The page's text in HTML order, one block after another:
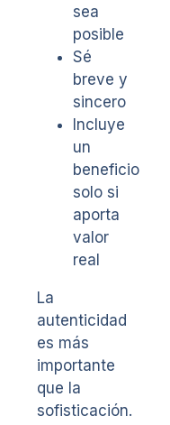
sea
posible
Sé
breve y
sincero
Incluye
un
beneficio
solo si
aporta
valor
real
La
autenticidad
es más
importante
que la
sofisticación.